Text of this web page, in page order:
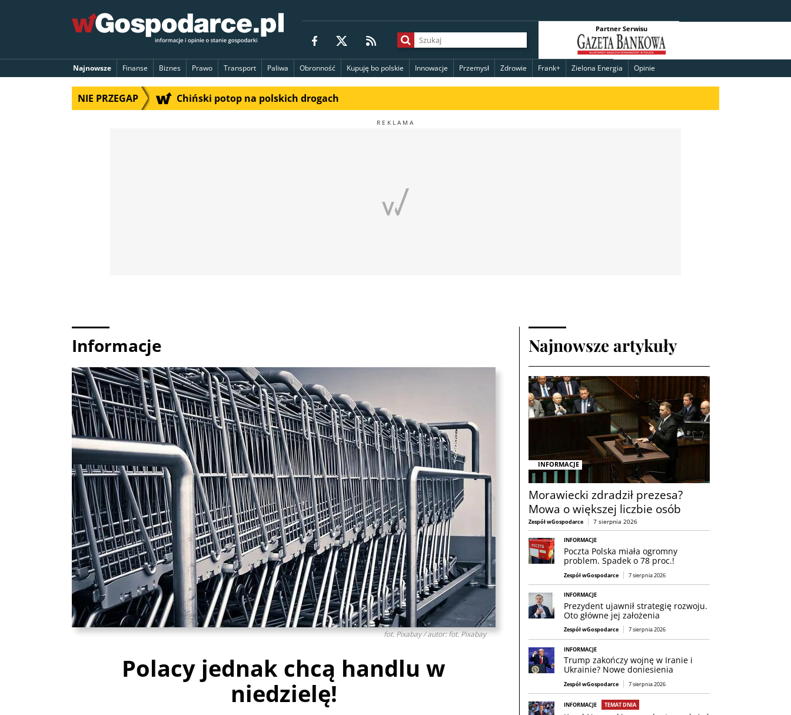
Partner Serwisu
Najnowsze Finanse Biznes Prawo Transport Paliwa Obronność Kupuję bo polskie Innowacje Przemysł Zdrowie Frank+ Zielona Energia Opinie
NIE PRZEGAP Chiński potop na polskich drogach
Informacje
fot. Pixabay / autor: fot. Pixabay
Polacy jednak chcą handlu w
niedzielę!
Najnowsze artykuły
INFORMACJE
Morawiecki zdradził prezesa?
Mowa o większej liczbie osób
Zespół wGospodarce 7 sierpnia 2026
INFORMACJE
Poczta Polska miała ogromny
problem. Spadek o 78 proc.!
Zespół wGospodarce 7 sierpnia 2026
INFORMACJE
Prezydent ujawnił strategię rozwoju.
Oto główne jej założenia
Zespół wGospodarce 7 sierpnia 2026
INFORMACJE
Trump zakończy wojnę w Iranie i
Ukrainie? Nowe doniesienia
Zespół wGospodarce 7 sierpnia 2026
INFORMACJE TEMAT DNIA